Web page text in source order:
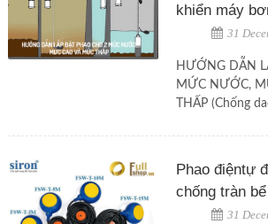
khiển máy
31
HƯỚNG DẪN
MỨC NƯỚC,
THẤP (Chống
Phao điệntự
chống tràn
31